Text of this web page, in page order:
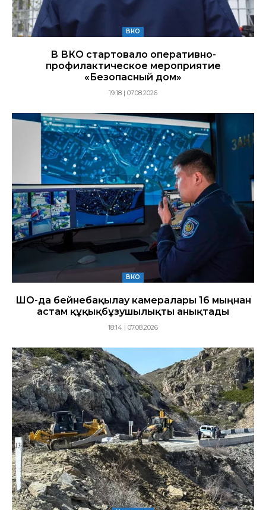
ВКО
В ВКО стартовало оперативно-
профилактическое мероприятие
«Безопасный дом»
19:18 | 07.08.2026
ВКО
ШҚО-да бейнебақылау камералары 16 мыңнан
астам құқықбұзушылықты анықтады
18:14 | 07.08.2026